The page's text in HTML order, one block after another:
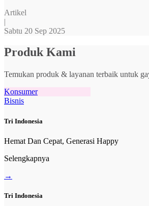
Artikel
|
Sabtu 20 Sep 2025
Produk Kami
Temukan produk & layanan terbaik untuk
Konsumer
Bisnis
Tri Indonesia
Hemat Dan Cepat, Generasi Happy
Selengkapnya
→
Tri Indonesia